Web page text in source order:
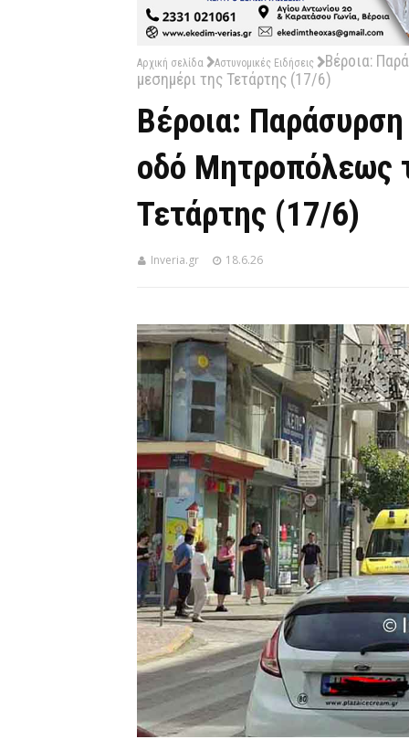
Αρχική σελίδα Αστυνομικές Ειδήσεις
Βέροια:
μεσημέρι της Τετάρτης (17/6)
Βέροια:
οδό Μητροπόλεως
Τετάρτης (17/6)
Inveria.gr 18.6.26